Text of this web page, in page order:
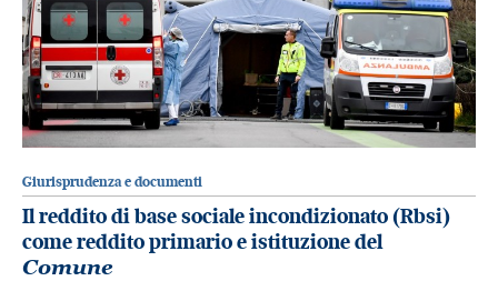
Giurisprudenza e documenti
Il reddito di base sociale incondizionato (Rbsi)
come reddito primario e istituzione del
Comune